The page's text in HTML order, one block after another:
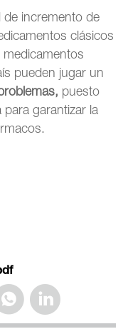
incremento de
clásicos
pueden jugar un
puesto
para garantizar la